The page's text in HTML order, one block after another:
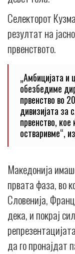
Селекторот
резултат на
првенството.
„Амбицијата и
обезбедиме
првенство во
дивизијата за
првенство,
остваривме“,
Македонија
првата фаза, во
Словенија,
дека, и покрај
да го пронајдат